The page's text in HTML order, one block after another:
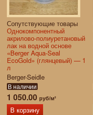
Сопутствующие товары
Однокомпонентный
акрилово-полиуретановый
лак на водной основе
«Berger Aqua-Seal
EcoGold» (глянцевый) — 1
л
Berger-Seidle
В наличии
1 050.00руб/м²
В корзину